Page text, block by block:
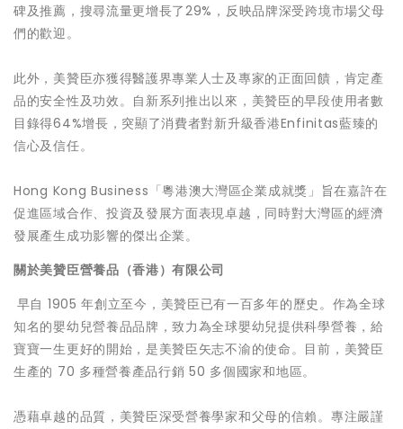
碑及推薦，搜尋流量更增長了29%，反映品牌深受跨境市場父母
們的歡迎。
此外，美贊臣亦獲得醫護界專業人士及專家的正面回饋，肯定產
品的安全性及功效。自新系列推出以來，美贊臣的早段使用者數
目錄得64%增長，突顯了消費者對新升級香港Enfinitas藍臻的
信心及信任。
Hong Kong Business「粵港澳大灣區企業成就獎」旨在嘉許在
促進區域合作、投資及發展方面表現卓越，同時對大灣區的經濟
發展產生成功影響的傑出企業。
關於美贊臣營養品（香港）有限公司
早自 1905 年創立至今，美贊臣已有一百多年的歷史。作為全球
知名的嬰幼兒營養品品牌，致力為全球嬰幼兒提供科學營養，給
寶寶一生更好的開始，是美贊臣矢志不渝的使命。目前，美贊臣
生產的 70 多種營養產品行銷 50 多個國家和地區。
憑藉卓越的品質，美贊臣深受營養學家和父母的信賴。專注嚴謹